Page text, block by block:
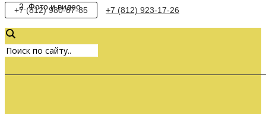
Фото и видео
+7 (812) 980-87-85 +7 (812) 923-17-26